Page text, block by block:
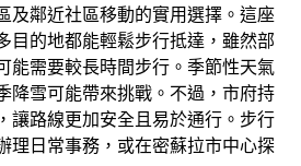
及鄰近社區移動的實用選擇。這座
目的地都能輕鬆步行抵達，雖然部
能需要較長時間步行。季節性天氣
降雪可能帶來挑戰。不過，市府持
讓路線更加安全且易於通行。步行
理日常事務，或在密蘇拉市中心探